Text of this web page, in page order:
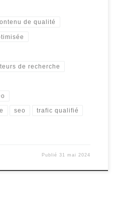
de qualité
de recherche
seo trafic qualifié
Publié31 mai 2024